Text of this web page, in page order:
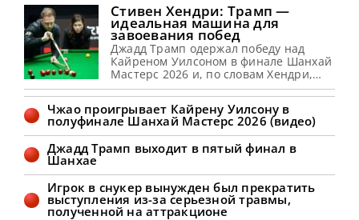
Стивен Хендри: Трамп —
идеальная машина для
завоевания побед
Джадд Трамп одержал победу над
Кайреном Уилсоном в финале Шанхай
Мастерс 2026 и, по словам Хендри,
просто создан для успеха в снукере,
сообщает WST Стивен Хендри
полагает, что Джадд Трамп способен
вновь обрести свою лучшую форму в
текущем сезоне. Эти размышления он
высказал в недавнем выпуске
прошедшего турнира Shanghai
Masters. По
Чжао проигрывает Кайрену Уилсону в
полуфинале Шанхай Мастерс 2026 (видео)
Джадд Трамп выходит в пятый финал в
Шанхае
Игрок в снукер вынужден был прекратить
выступления из-за серьезной травмы,
полученной на аттракционе